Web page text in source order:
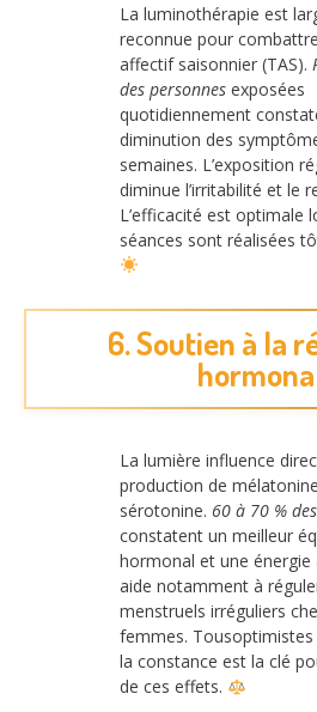
La luminothérapie est
reconnue pour
affectif saisonnier (TAS).
des personnes exposées
quotidiennement
diminution des
semaines. L’exposition
diminue l’irritabilité et le
L’efficacité est optimale
séances sont réalisées
6. Soutien à la
La lumière influence
production de
sérotonine. 60 à 70 %
constatent un meilleur
hormonal et une énergie
aide notamment à
menstruels irréguliers
femmes. Tousoptimistes
la constance est la clé
de ces effets.